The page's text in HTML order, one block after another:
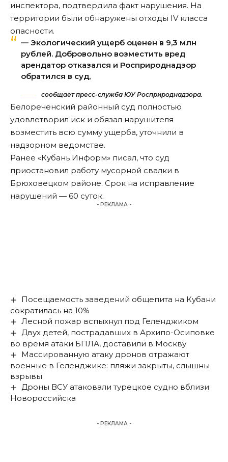
инспектора, подтвердила факт нарушения. На
территории были обнаружены отходы IV класса
опасности.
— Экологический ущерб оценен в 9,3 млн
рублей. Добровольно возместить вред
арендатор отказался и Росприроднадзор
обратился в суд,
сообщает пресс-служба ЮУ Росприроднадзора.
Белореченский районный суд полностью
удовлетворил иск и обязал нарушителя
возместить всю сумму ущерба, уточнили в
надзорном ведомстве.
Ранее «Кубань Информ» писал, что суд
приостановил работу мусорной свалки в
Брюховецком районе. Срок на исправление
нарушений — 60 суток.
- РЕКЛАМА -
Посещаемость заведений общепита на Кубани
сократилась на 10%
Лесной пожар вспыхнул под Геленджиком
Двух детей, пострадавших в Архипо-Осиповке
во время атаки БПЛА, доставили в Москву
Массированную атаку дронов отражают
военные в Геленджике: пляжи закрыты, слышны
взрывы
Дроны ВСУ атаковали турецкое судно вблизи
Новороссийска
- РЕКЛАМА -